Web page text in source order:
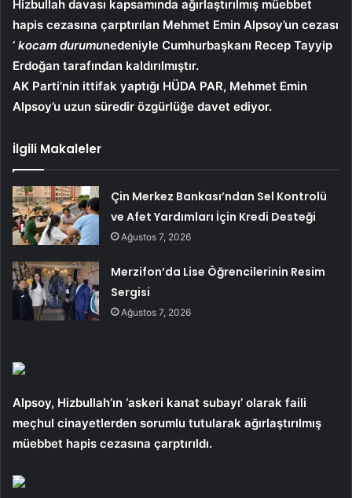
Hizbullah davası kapsamında ağırlaştırılmış müebbet
hapis cezasına çarptırılan Mehmet Emin Alpsoy’un cezası
‘ kocam durumunedeniyle Cumhurbaşkanı Recep Tayyip
Erdoğan tarafından kaldırılmıştır.
AK Parti’nin ittifak yaptığı HÜDA PAR, Mehmet Emin
Alpsoy’u uzun süredir özgürlüğe davet ediyor.
İlgili Makaleler
Çin Merkez Bankası’ndan Sel Kontrolü
ve Afet Yardımları İçin Kredi Desteği
Ağustos 7, 2026
Merzifon’da Lise Öğrencilerinin Resim
Sergisi
Ağustos 7, 2026
Alpsoy, Hizbullah’ın ‘askeri kanat subayı’ olarak faili
meçhul cinayetlerden sorumlu tutularak ağırlaştırılmış
müebbet hapis cezasına çarptırıldı.